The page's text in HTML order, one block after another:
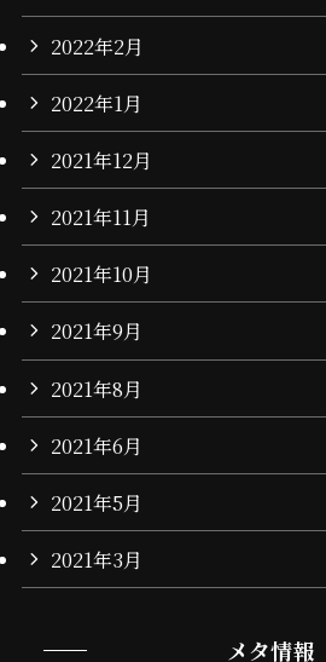
2022年2月
2022年1月
2021年12月
2021年11月
2021年10月
2021年9月
2021年8月
2021年6月
2021年5月
2021年3月
メタ情報